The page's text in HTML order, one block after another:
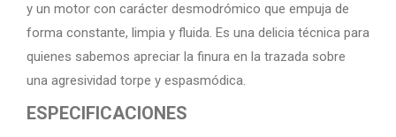
y un motor con carácter desmodrómico que empuja de
forma constante, limpia y fluida. Es una delicia técnica para
quienes sabemos apreciar la finura en la trazada sobre
una agresividad torpe y espasmódica.
ESPECIFICACIONES